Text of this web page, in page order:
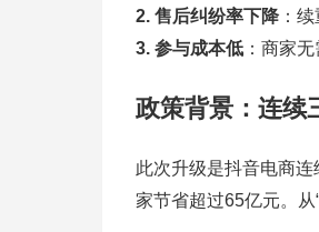
2. 售后纠纷率下降 ：
3. 参与成本低 ：商家
政策背景：连续
此次升级是抖音电商
家节省超过65亿元。从